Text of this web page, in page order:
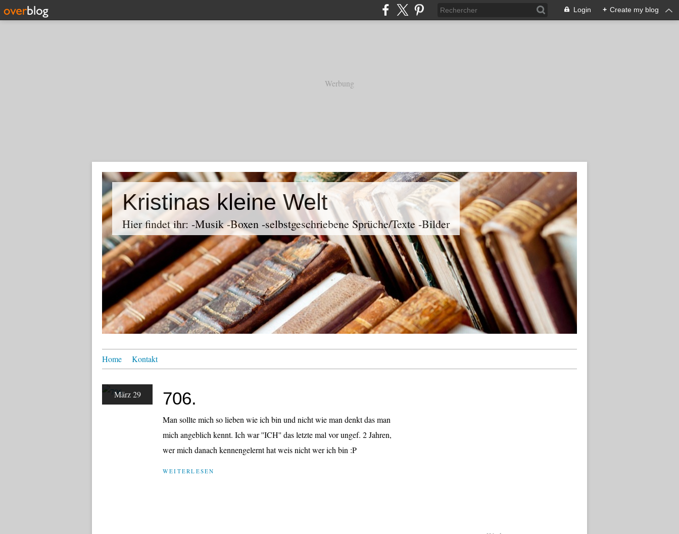
Login + Create my blog
Werbung
Kristinas kleine Welt
Hier findet ihr: -Musik -Boxen -selbstgeschriebene Sprüche/Texte -Bilder
Home Kontakt
März 29 706.
Man sollte mich so lieben wie ich bin und nicht wie man denkt das man
mich angeblich kennt. Ich war ''ICH'' das letzte mal vor ungef. 2 Jahren,
wer mich danach kennengelernt hat weis nicht wer ich bin :P
WEITERLESEN